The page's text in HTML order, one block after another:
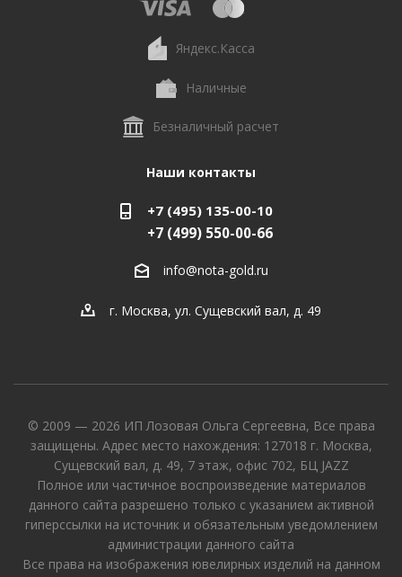
Яндекс.Касса
Наличные
Безналичный расчет
Наши контакты
+7 (495) 135-00-10
+7 (499) 550-00-66
info@nota-gold.ru
г. Москва, ул. Сущевский вал, д. 49
© 2009 — 2026 ИП Лозовая Ольга Сергеевна, Все права
защищены. Адрес место нахождения: 127018 г. Москва,
Сущевский вал, д. 49, 7 этаж, офис 702, БЦ JAZZ
Полное или частичное воспроизведение материалов
данного сайта разрешено только с указанием активной
гиперссылки на источник и обязательным уведомлением
администрации данного сайта
Все права на изображения ювелирных изделий на данном